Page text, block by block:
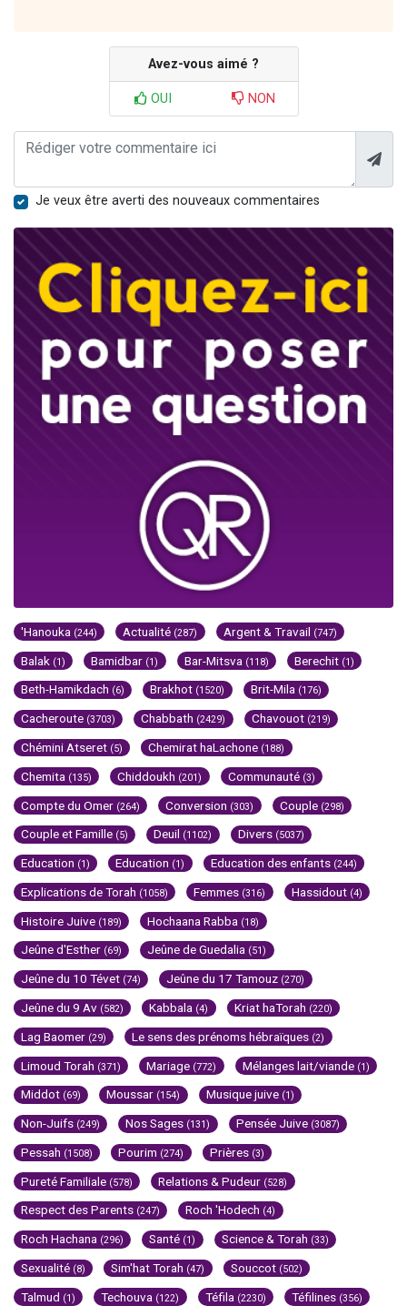
Avez-vous aimé ?
OUI NON
Je veux être averti des nouveaux commentaires
'Hanouka (244) Actualité (287) Argent & Travail (747)
Balak (1) Bamidbar (1) Bar-Mitsva (118) Berechit (1)
Beth-Hamikdach (6) Brakhot (1520) Brit-Mila (176)
Cacheroute (3703) Chabbath (2429) Chavouot (219)
Chémini Atseret (5) Chemirat haLachone (188)
Chemita (135) Chiddoukh (201) Communauté (3)
Compte du Omer (264) Conversion (303) Couple (298)
Couple et Famille (5) Deuil (1102) Divers (5037)
Education (1) Education (1) Education des enfants (244)
Explications de Torah (1058) Femmes (316) Hassidout (4)
Histoire Juive (189) Hochaana Rabba (18)
Jeûne d'Esther (69) Jeûne de Guedalia (51)
Jeûne du 10 Tévet (74) Jeûne du 17 Tamouz (270)
Jeûne du 9 Av (582) Kabbala (4) Kriat haTorah (220)
Lag Baomer (29) Le sens des prénoms hébraïques (2)
Limoud Torah (371) Mariage (772) Mélanges lait/viande (1)
Middot (69) Moussar (154) Musique juive (1)
Non-Juifs (249) Nos Sages (131) Pensée Juive (3087)
Pessah (1508) Pourim (274) Prières (3)
Pureté Familiale (578) Relations & Pudeur (528)
Respect des Parents (247) Roch 'Hodech (4)
Roch Hachana (296) Santé (1) Science & Torah (33)
Sexualité (8) Sim'hat Torah (47) Souccot (502)
Talmud (1) Techouva (122) Téfila (2230) Téfilines (356)